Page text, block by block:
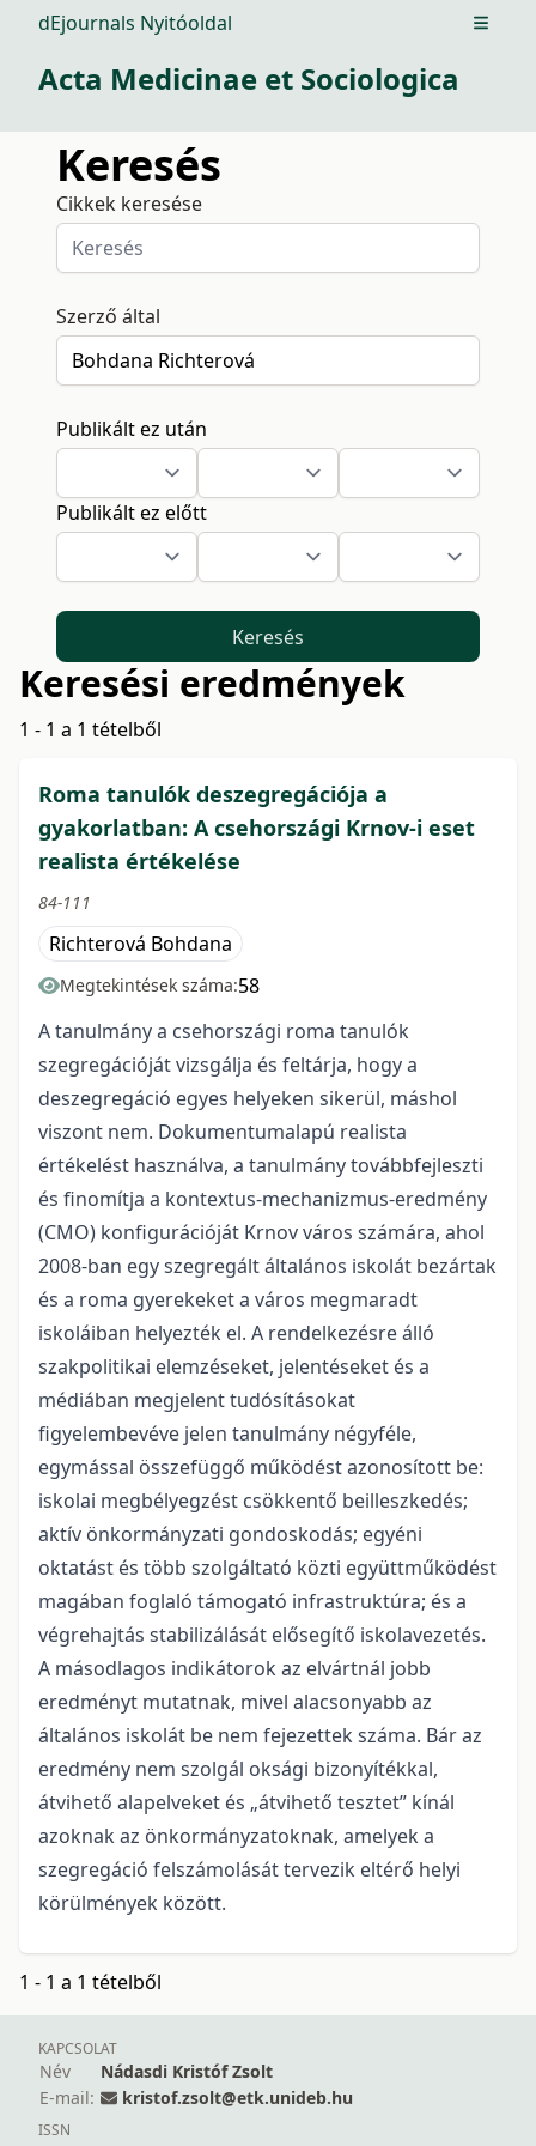
dEjournals Nyitóoldal Open
Acta Medicinae et Sociologica
Keresés
Cikkek keresése
Szerző által
Publikált ez után
Publikált ez előtt
Keresés
Keresési eredmények
1 - 1 a 1 tételből
Roma tanulók deszegregációja a
gyakorlatban: A csehországi Krnov-i eset
realista értékelése
84-111
Richterová Bohdana
Megtekintések száma:58
A tanulmány a csehországi roma tanulók
szegregációját vizsgálja és feltárja, hogy a
deszegregáció egyes helyeken sikerül, máshol
viszont nem. Dokumentumalapú realista
értékelést használva, a tanulmány továbbfejleszti
és finomítja a kontextus-mechanizmus-eredmény
(CMO) konfigurációját Krnov város számára, ahol
2008-ban egy szegregált általános iskolát bezártak
és a roma gyerekeket a város megmaradt
iskoláiban helyezték el. A rendelkezésre álló
szakpolitikai elemzéseket, jelentéseket és a
médiában megjelent tudósításokat
figyelembevéve jelen tanulmány négyféle,
egymással összefüggő működést azonosított be:
iskolai megbélyegzést csökkentő beilleszkedés;
aktív önkormányzati gondoskodás; egyéni
oktatást és több szolgáltató közti együttműködést
magában foglaló támogató infrastruktúra; és a
végrehajtás stabilizálását elősegítő iskolavezetés.
A másodlagos indikátorok az elvártnál jobb
eredményt mutatnak, mivel alacsonyabb az
általános iskolát be nem fejezettek száma. Bár az
eredmény nem szolgál oksági bizonyítékkal,
átvihető alapelveket és „átvihető tesztet” kínál
azoknak az önkormányzatoknak, amelyek a
szegregáció felszámolását tervezik eltérő helyi
körülmények között.
1 - 1 a 1 tételből
KAPCSOLAT
Név
Nádasdi Kristóf Zsolt
E-mail:
kristof.zsolt@etk.unideb.hu
ISSN